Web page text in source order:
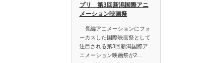
プリ 第3回新潟国際アニ
メーション映画祭
長編アニメーションにフォ
ーカスした国際映画祭として
注目される第3回新潟国際ア
ニメーション映画祭が2…